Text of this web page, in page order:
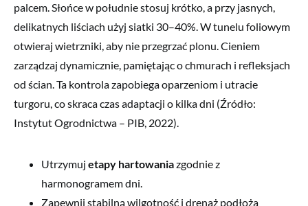
palcem. Słońce w południe stosuj krótko, a przy jasnych,
delikatnych liściach użyj siatki 30–40%. W tunelu foliowym
otwieraj wietrzniki, aby nie przegrzać plonu. Cieniem
zarządzaj dynamicznie, pamiętając o chmurach i refleksjach
od ścian. Ta kontrola zapobiega oparzeniom i utracie
turgoru, co skraca czas adaptacji o kilka dni (Źródło:
Instytut Ogrodnictwa – PIB, 2022).
Utrzymuj etapy hartowaniazgodnie z
harmonogramem dni.
Zapewnij stabilną wilgotność i drenaż podłoża